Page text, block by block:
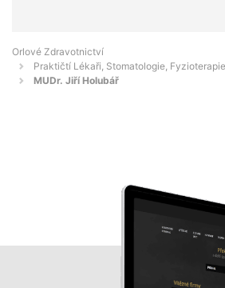
Orlové Zdravotnictví
Praktičtí Lékaři, Stomatologie,
MUDr. Jiří Holubář